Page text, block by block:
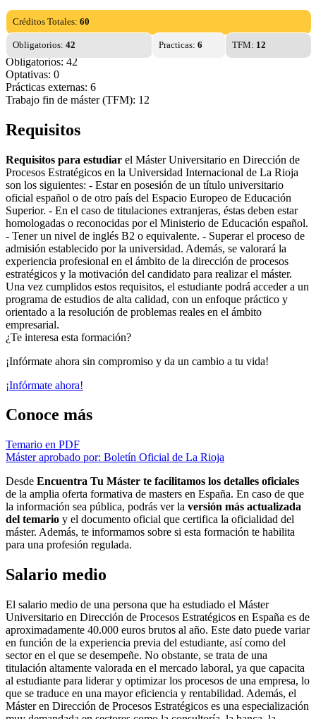
Créditos Totales: 60
Obligatorios: 42 Practicas:6 TFM: 12
Obligatorios: 42
Optativas: 0
Prácticas externas: 6
Trabajo fin de máster (TFM): 12
Requisitos
Requisitos para estudiar el Máster Universitario en Dirección de
Procesos Estratégicos en la Universidad Internacional de La Rioja
son los siguientes: - Estar en posesión de un título universitario
oficial español o de otro país del Espacio Europeo de Educación
Superior. - En el caso de titulaciones extranjeras, éstas deben estar
homologadas o reconocidas por el Ministerio de Educación español.
- Tener un nivel de inglés B2 o equivalente. - Superar el proceso de
admisión establecido por la universidad. Además, se valorará la
experiencia profesional en el ámbito de la dirección de procesos
estratégicos y la motivación del candidato para realizar el máster.
Una vez cumplidos estos requisitos, el estudiante podrá acceder a un
programa de estudios de alta calidad, con un enfoque práctico y
orientado a la resolución de problemas reales en el ámbito
empresarial.
¿Te interesa esta formación?
¡Infórmate ahora sin compromiso y da un cambio a tu vida!
¡Infórmate ahora!
Conoce más
Temario en PDF
Máster aprobado por: Boletín Oficial de La Rioja
Desde Encuentra Tu Máster te facilitamos los detalles oficiales
de la amplia oferta formativa de masters en España. En caso de que
la información sea pública, podrás ver la versión más actualizada
del temario y el documento oficial que certifica la oficialidad del
máster. Además, te informamos sobre si esta formación te habilita
para una profesión regulada.
Salario medio
El salario medio de una persona que ha estudiado el Máster
Universitario en Dirección de Procesos Estratégicos en España es de
aproximadamente 40.000 euros brutos al año. Este dato puede variar
en función de la experiencia previa del estudiante, así como del
sector en el que se desempeñe. No obstante, se trata de una
titulación altamente valorada en el mercado laboral, ya que capacita
al estudiante para liderar y optimizar los procesos de una empresa, lo
que se traduce en una mayor eficiencia y rentabilidad. Además, el
Máster en Dirección de Procesos Estratégicos es una especialización